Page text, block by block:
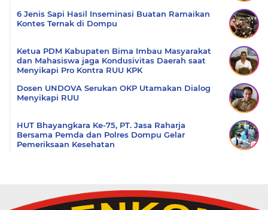
6 Jenis Sapi Hasil Inseminasi Buatan Ramaikan
Kontes Ternak di Dompu
Ketua PDM Kabupaten Bima Imbau Masyarakat
dan Mahasiswa jaga Kondusivitas Daerah saat
Menyikapi Pro Kontra RUU KPK
Dosen UNDOVA Serukan OKP Utamakan Dialog
Menyikapi RUU
HUT Bhayangkara Ke-75, PT. Jasa Raharja
Bersama Pemda dan Polres Dompu Gelar
Pemeriksaan Kesehatan